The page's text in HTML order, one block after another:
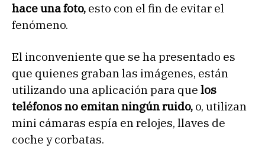
hace una foto, esto con el fin de evitar el
fenómeno.
El inconveniente que se ha presentado es
que quienes graban las imágenes, están
utilizando una aplicación para que los
teléfonos no emitan ningún ruido, o, utilizan
mini cámaras espía en relojes, llaves de
coche y corbatas.